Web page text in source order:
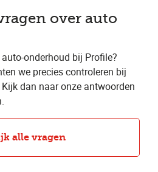
over auto
onderhoud bij Profile?
we precies controleren bij
dan naar onze antwoorden
alle vragen